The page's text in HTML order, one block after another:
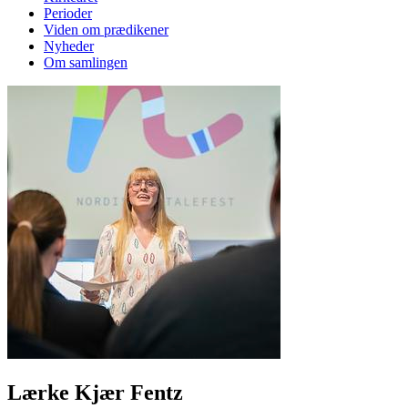
Perioder
Viden om prædikener
Nyheder
Om samlingen
Lærke Kjær Fentz